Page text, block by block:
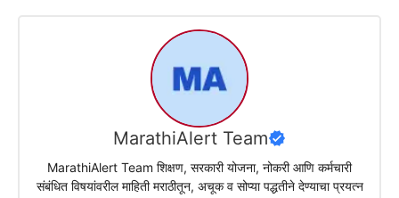
MarathiAlert Team
MarathiAlert Team शिक्षण, सरकारी योजना, नोकरी आणि कर्मचारी
संबंधित विषयांवरील माहिती मराठीतून, अचूक व सोप्या पद्धतीने देण्याचा प्रयत्न